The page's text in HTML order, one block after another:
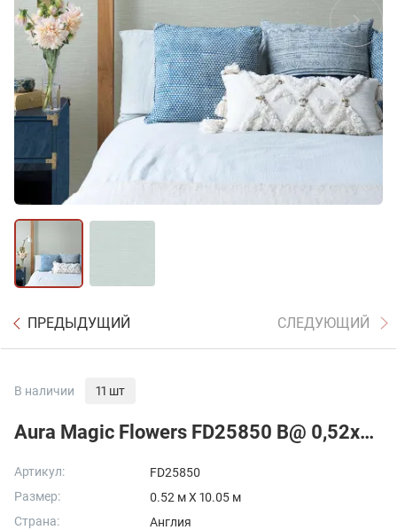
ПРЕДЫДУЩИЙ СЛЕДУЮЩИЙ
В наличии 11 шт
Aura Magic Flowers FD25850 B@ 0,52x10,05 м.
Артикул:
FD25850
Размер:
0.52 м X 10.05 м
Страна:
Англия